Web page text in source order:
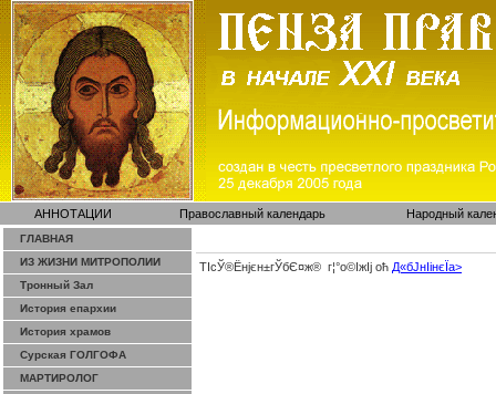
АННОТАЦИИ Православный календарь Народный
ГЛАВНАЯ
ИЗ ЖИЗНИ МИТРОПОЛИИ
Тронный Зал
История епархии
История храмов
Сурская ГОЛГОФА
МАРТИРОЛОГ
ТІсЎ®Ёнјєн±­гЎ­бЄ¤ж® г¦°о©ІжІј оћ Д«бЈ­нІінєЇa>